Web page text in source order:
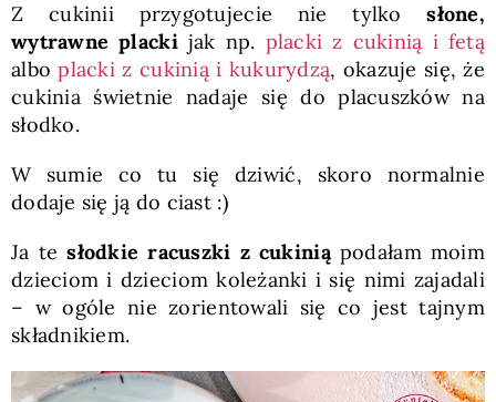
Z cukinii przygotujecie nie tylkosłone,
wytrawne plackijak np. placki z cukinią i fetą
alboplacki z cukinią i kukurydzą, okazuje się, że
cukinia świetnie nadaje się do placuszków na
słodko.
W sumie co tu się dziwić, skoro normalnie
dodaje się ją do ciast :)
Ja tesłodkie racuszki z cukiniąpodałam moim
dzieciom i dzieciom koleżanki i się nimi zajadali
– w ogóle nie zorientowali się co jest tajnym
składnikiem.